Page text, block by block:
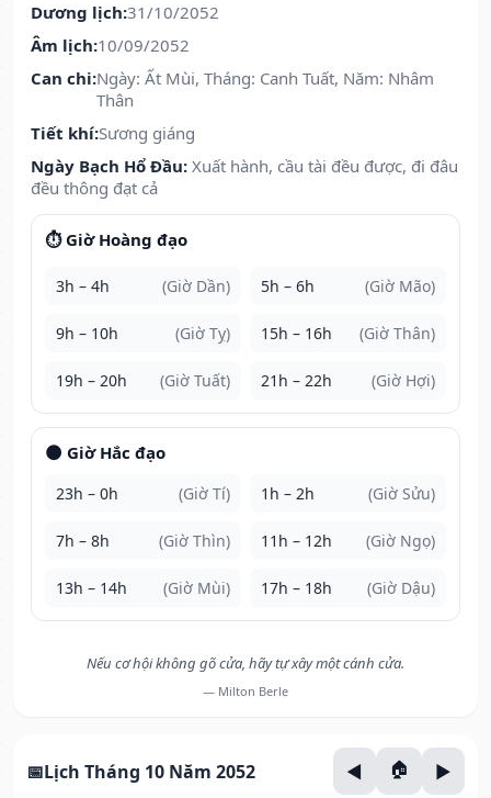
Dương lịch:31/10/2052
Âm lịch:10/09/2052
Can chi:Ngày: Ất Mùi, Tháng: Canh Tuất, Năm: Nhâm
Thân
Tiết khí:Sương giáng
Ngày Bạch Hổ Đầu: Xuất hành, cầu tài đều được, đi đâu
đều thông đạt cả
⏱️ Giờ Hoàng đạo
3h – 4h (Giờ Dần) 5h – 6h (Giờ Mão)
9h – 10h (Giờ Tỵ) 15h – 16h (Giờ Thân)
19h – 20h (Giờ Tuất) 21h – 22h (Giờ Hợi)
🌑 Giờ Hắc đạo
23h – 0h (Giờ Tí) 1h – 2h (Giờ Sửu)
7h – 8h (Giờ Thìn) 11h – 12h (Giờ Ngọ)
13h – 14h (Giờ Mùi) 17h – 18h (Giờ Dậu)
Nếu cơ hội không gõ cửa, hãy tự xây một cánh cửa.
— Milton Berle
Lịch Tháng 10 Năm 2052